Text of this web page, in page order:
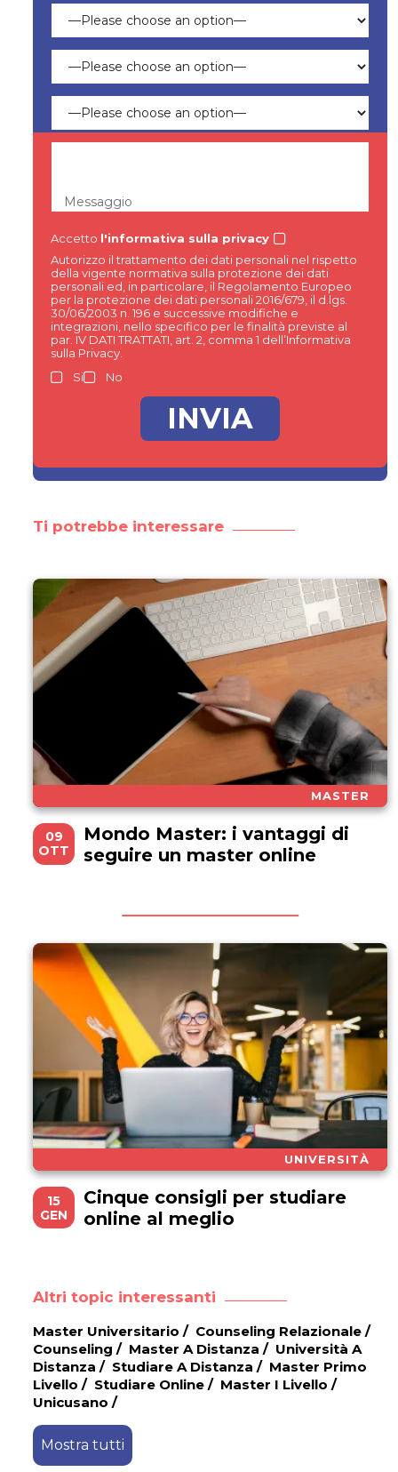
Messaggio
Accetto l'informativa sulla privacy
Autorizzo il trattamento dei dati personali nel rispetto
della vigente normativa sulla protezione dei dati
personali ed, in particolare, il Regolamento Europeo
per la protezione dei dati personali 2016/679, il d.lgs.
30/06/2003 n. 196 e successive modifiche e
integrazioni, nello specifico per le finalità previste al
par. IV DATI TRATTATI, art. 2, comma 1 dell’Informativa
sulla Privacy.
Si
No
Ti potrebbe interessare
MASTER
09
OTT
Mondo Master: i vantaggi di
seguire un master online
UNIVERSITÀ
15
GEN
Cinque consigli per studiare
online al meglio
Altri topic interessanti
Master Universitario / Counseling Relazionale /
Counseling / Master A Distanza / Università A
Distanza / Studiare A Distanza / Master Primo
Livello / Studiare Online / Master I Livello /
Unicusano /
Mostra tutti